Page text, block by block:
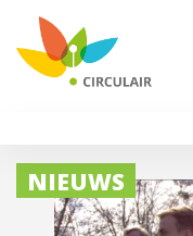
NIEUWS